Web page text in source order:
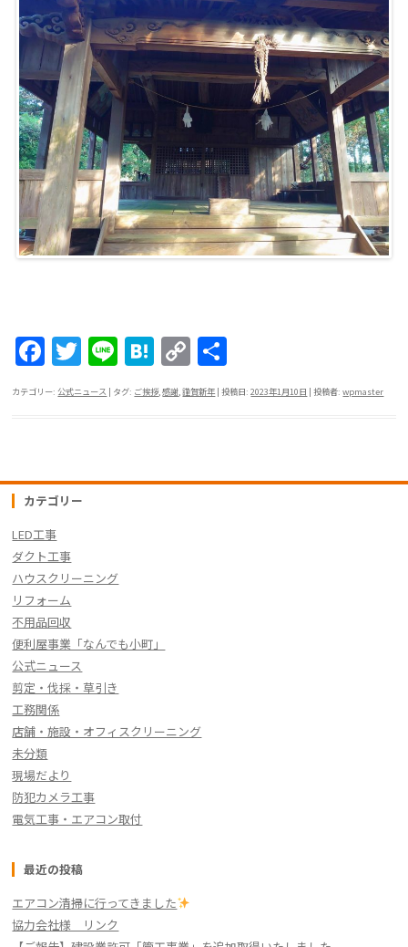
F
a
c
o
o
k
T
w
itt
Li
n
e
H
at
e
C
o
p
n
有
カテゴリー:公式ニュース | タグ: ご挨拶,感謝 ,謹賀新年 | 投稿日:2023年1月10日 |投稿者:wpmaster
カテゴリー
LED工事
ダクト工事
ハウスクリーニング
リフォーム
不用品回収
便利屋事業「なんでも小町」
公式ニュース
剪定・伐採・草引き
工務関係
店舗・施設・オフィスクリーニング
未分類
現場だより
防犯カメラ工事
電気工事・エアコン取付
最近の投稿
エアコン清掃に行ってきました
協力会社様 リンク